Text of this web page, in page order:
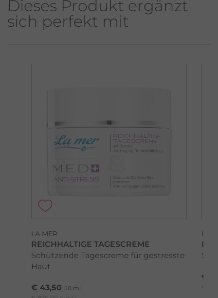
Dieses Produkt ergänzt
sich perfekt mit
LA MER
REICHHALTIGE TAGESCREME
Schützende Tagescreme für gestresste
Haut
€ 43,50 50 ml
LA
€
€